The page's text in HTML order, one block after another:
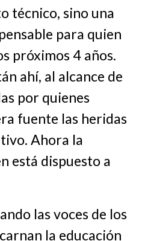
técnico, sino una
para quien
próximos 4 años.
ahí, al alcance de
por quienes
fuente las heridas
Ahora la
está dispuesto a
las voces de los
la educación